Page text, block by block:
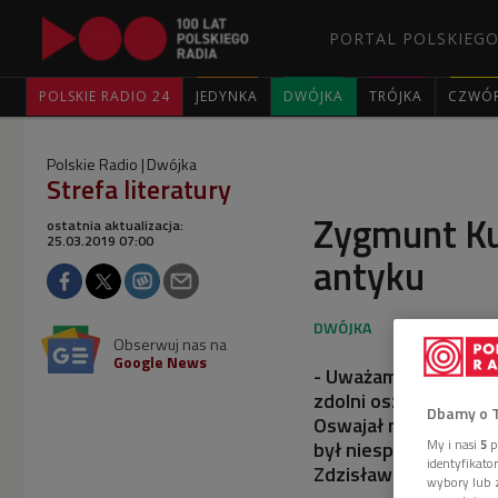
PORTAL
POLSKIE RADIO 24 JEDYNKA DWÓJKA TRÓJKA
Polskie Radio Dwójka
Strefa literatury
Zygmunt
antyku
ostatnia aktualizacja:
25.03.2019 07:00
Obserwuj nas na
Google News
- Uważam, że jest
zdolni oszacować,
Oswajał nas z
był niespełnionym
Zdzisław Najder.
Dbamy o
My i nasi 5
wybory lub